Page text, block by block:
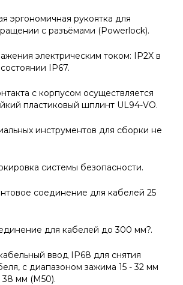
эргономичная рукоятка для
с разъёмами (Powerlock).
электрическим током: IP2X в
IP67.
с корпусом осуществляется
пластиковый шплинт UL94-VO.
инструментов для сборки не
системы безопасности.
соединение для кабелей 25
для кабелей до 300 мм?.
ввод IP68 для снятия
с диапазоном зажима 15 - 32 мм
мм (M50).